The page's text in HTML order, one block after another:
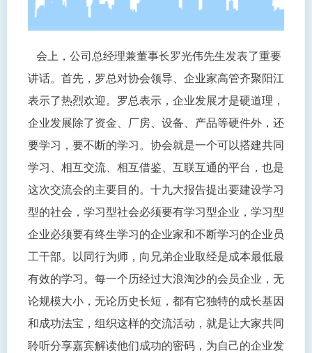
会上，公司总经理兼董事长罗光伟先生发表了重要
讲话。首先，罗总对协会领导、企业家高管齐聚阳江
表示了热烈欢迎。罗总表示，企业发展才是硬道理，
企业发展除了资金、厂房、设备、产品等硬件外，还
要学习，要不断的学习。协会就是一个可以搭建共同
学习、相互交流、相互借鉴、互联互通的平台，也是
这次交流会的主要目的。十九大报告提出要建设学习
型的社会，学习型社会必须要有学习型企业，学习型
企业必须要有终生学习的企业家和不断学习的企业员
工干部。以同行为师，向兄弟企业取经是成本最低最
有效的学习。每一个历经过大浪淘沙的会员企业，无
论规模大小，无论历史长短，都有它独特的成长基因
和成功法宝，组织这样的交流活动，就是让大家共同
聆听分享嘉宾解读他们成功的密码，为自己的企业发